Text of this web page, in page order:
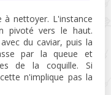
à nettoyer. L'instance
pivoté vers le haut.
du caviar, puis la
par la queue et
de la coquille. Si
n'implique pas la